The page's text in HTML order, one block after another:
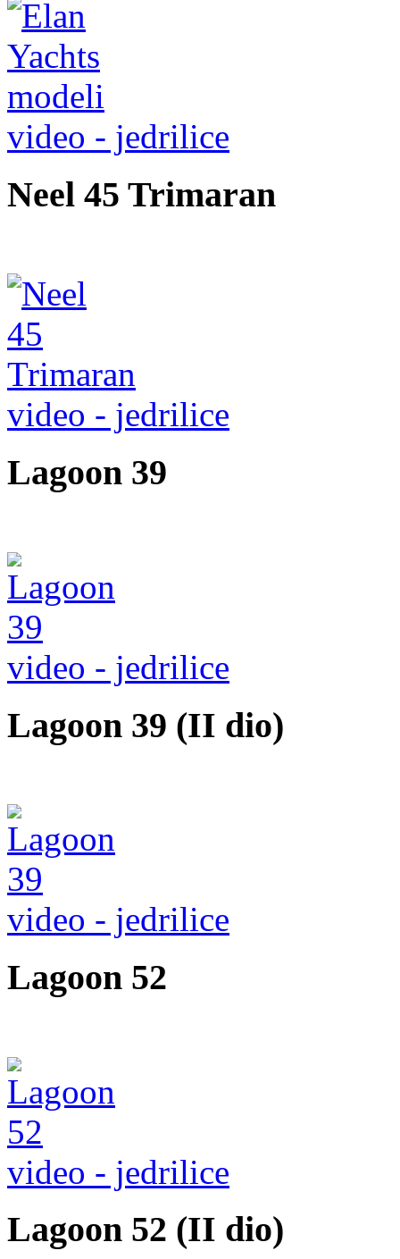
video - jedrilice
Neel 45 Trimaran
video - jedrilice
Lagoon 39
video - jedrilice
Lagoon 39 (II dio)
video - jedrilice
Lagoon 52
video - jedrilice
Lagoon 52 (II dio)